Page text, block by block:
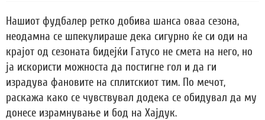
Нашиот фудбалер ретко добива шанса оваа сезона,
неодамна се шпекулираше дека сигурно ќе си оди на
крајот од сезоната бидејќи Гатусо не смета на него, но
ја искористи можноста да постигне гол и да ги
израдува фановите на сплитскиот тим. По мечот,
раскажа како се чувствувал додека се обидувал да му
донесе израмнување и бод на Хајдук.